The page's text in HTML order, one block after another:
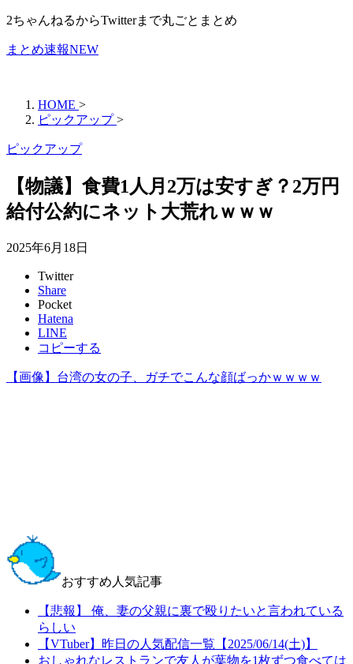
2ちゃんねるからTwitterまで丸ごとまとめ
まとめ速報NEW
HOME >
ピックアップ >
ピックアップ
【物議】食費1人月2万は安すぎ？2万円
給付公約にネット大荒れｗｗｗ
2025年6月18日
Twitter
Share
Pocket
Hatena
LINE
コピーする
【画像】台湾の女の子、ガチでこんな顔ばっかｗｗｗｗ
おすすめ人気記事
【悲報】 俺、妻の父親に裏で殴りたいと言われている
らしい
【VTuber】昨日の人気配信一覧【2025/06/14(土)】
おしゃれなレストランで友人が葉物を1枚ずつ食べては